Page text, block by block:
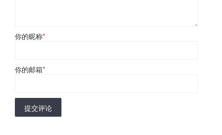
你的昵称*
你的邮箱*
提交评论